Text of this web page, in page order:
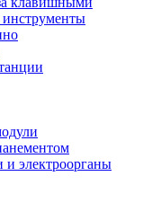
электроорганы